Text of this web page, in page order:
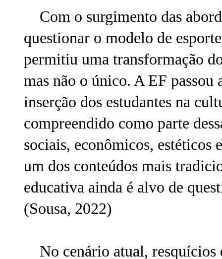
Com o surgimento das
questionar o modelo de
permitiu uma transformação
mas não o único. A EF passou
inserção dos estudantes na
compreendido como parte
sociais, econômicos, estéticos
um dos conteúdos mais
educativa ainda é alvo de
(Sousa, 2022)
No cenário atual, resquícios